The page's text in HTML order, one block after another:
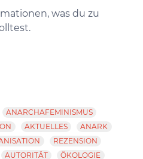
was du zu
ANARCHAFEMINISMUS
AKTUELLES
ANARK
REZENSION
AUTORITÄT
ÖKOLOGIE